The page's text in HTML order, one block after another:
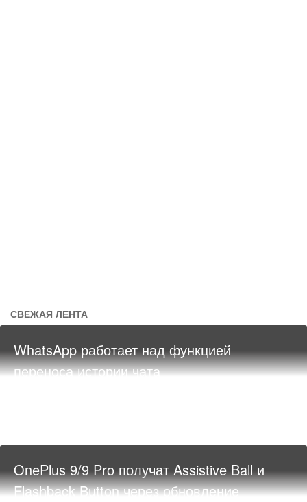
СВЕЖАЯ ЛЕНТА
WhatsApp работает над функцией
переноса истории чата
OnePlus 9/9 Pro получат Assistive Ball и
Flashback Button через обновление